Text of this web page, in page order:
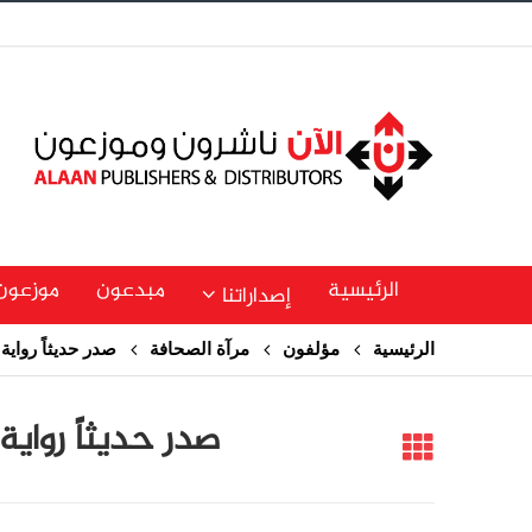
الرئيسية إصداراتنا مبدعون
الرئيسية مؤلفون مرآة الصحافة صدر حديثاً
صدر حديثاً